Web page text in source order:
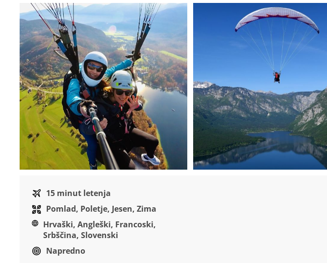
galerije
15 minut letenja
Pomlad, Poletje, Jesen, Zima
Hrvaški, Angleški, Francoski,
Srbščina, Slovenski
Napredno